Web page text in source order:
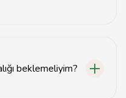
beklemeliyim?